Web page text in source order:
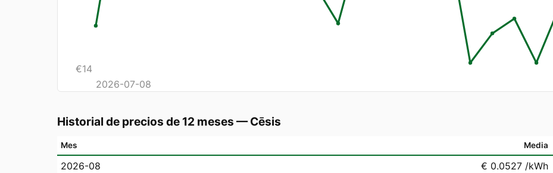
€14
2026-07-08
Historial de precios de 12 meses —Cēsis
Mes Media
2026-08 € 0.0527 /kWh